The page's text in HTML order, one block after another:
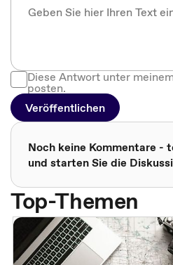
Diese Antwort unter
posten.
Veröffentlichen
Noch keine Kommentare -
und starten Sie die
Top-Themen